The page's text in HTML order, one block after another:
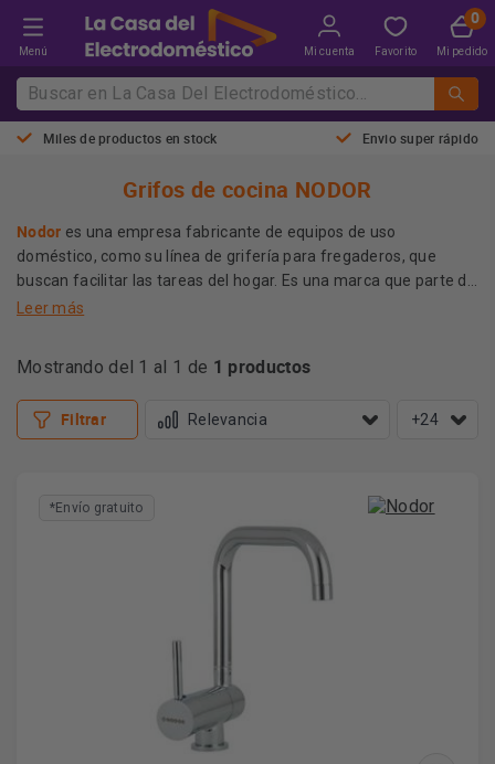
Menú Mi cuenta Favorito Mi pedido
Miles de productos en stock Envio super rápido
Grifos de cocina NODOR
Nodor es una empresa fabricante de equipos de uso
doméstico, como su línea de grifería para fregaderos, que
buscan facilitar las tareas del hogar. Es una marca que parte de
la innovación tecnológica con el firme propósito de que puedas
fregadero forman un equipo esencial para la cocina, recuerda
fíjate en que su resistencia y calidad sean superiores, como los
de la marca Nodor.
de excelente calidad, así que por ello no tendrás que
Más información
Leer más
Mostrando del 1 al 1 de 1 productos
Filtrar +24
*Envío gratuito